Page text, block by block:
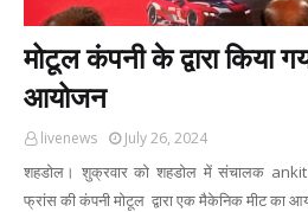
मोटूल कंपनी के द्वारा किया
आयोजन
livenews July 26, 2024
शहडोल। शुक्रवार को शहडोल में संचालक
फ्रांस की कंपनी मोटूल द्वारा एक मैकेनिक मीट का